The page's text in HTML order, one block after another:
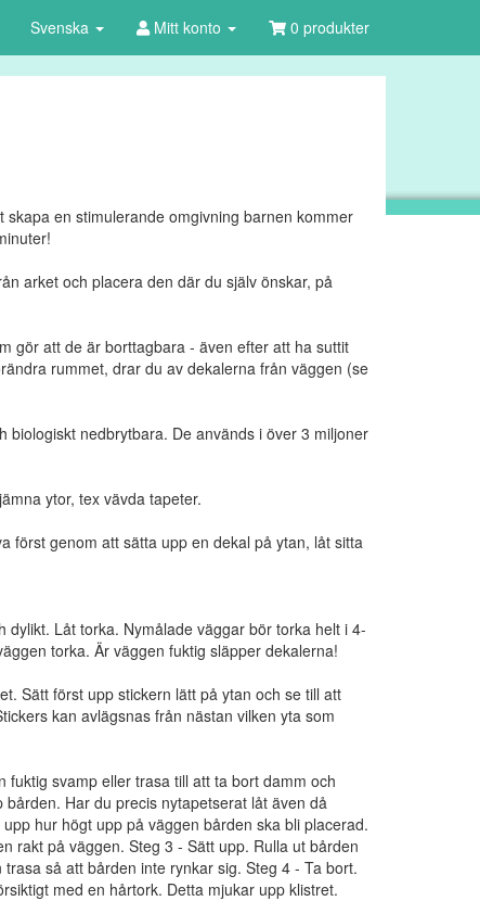
Svenska Mitt konto 0 produkter
en stimulerande omgivning barnen kommer
arket och placera den där du själv önskar, på
gör att de är borttagbara - även efter att ha suttit
rummet, drar du av dekalerna från väggen (se
nedbrytbara. De används i över 3 miljoner
ytor, tex vävda tapeter.
först genom att sätta upp en dekal på ytan, låt sitta
Låt torka. Nymålade väggar bör torka helt i 4-
torka. Är väggen fuktig släpper dekalerna!
Sätt först upp stickern lätt på ytan och se till att
kan avlägsnas från nästan vilken yta som
svamp eller trasa till att ta bort damm och
Har du precis nytapetserat låt även då
hur högt upp på väggen bården ska bli placerad.
rakt på väggen. Steg 3 - Sätt upp. Rulla ut bården
så att bården inte rynkar sig. Steg 4 - Ta bort.
med en hårtork. Detta mjukar upp klistret.